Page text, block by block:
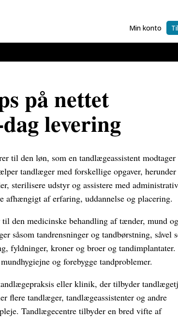
Min konto
på nettet
levering
til den løn, som en tandlægeassistent
tandlæger med forskellige opgaver, herunder
sterilisere udstyr og assistere med
afhængigt af erfaring, uddannelse og placering.
den medicinske behandling af tænder, mund og
såsom tandrensninger og tandbørstning, såvel
fyldninger, kroner og broer og tandimplantater.
og forebygge tandproblemer.
eller klinik, der tilbyder
flere tandlæger, tandlægeassistenter og andre
Tandlægecentre tilbyder en bred vifte af